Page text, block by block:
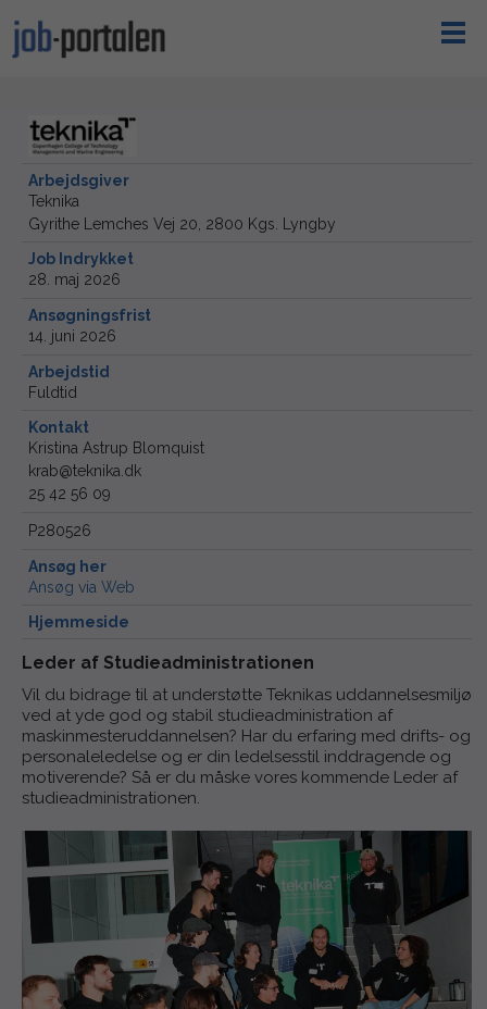
Arbejdsgiver
Teknika
Gyrithe Lemches Vej 20, 2800 Kgs. Lyngby
Job Indrykket
28. maj 2026
Ansøgningsfrist
14. juni 2026
Arbejdstid
Fuldtid
Kontakt
Kristina Astrup Blomquist
krab@teknika.dk
25 42 56 09
P280526
Ansøg her
Ansøg via Web
Hjemmeside
Leder af Studieadministrationen
Vil du bidrage til at understøtte Teknikas uddannelsesmiljø
ved at yde god og stabil studieadministration af
maskinmesteruddannelsen? Har du erfaring med drifts- og
personaleledelse og er din ledelsesstil inddragende og
motiverende? Så er du måske vores kommende Leder af
studieadministrationen.